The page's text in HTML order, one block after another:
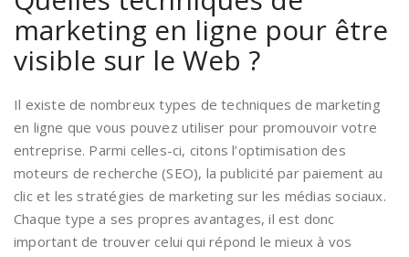
marketing en ligne pour être
visible sur le Web ?
Il existe de nombreux types de techniques de marketing
en ligne que vous pouvez utiliser pour promouvoir votre
entreprise. Parmi celles-ci, citons l’optimisation des
moteurs de recherche (SEO), la publicité par paiement au
clic et les stratégies de marketing sur les médias sociaux.
Chaque type a ses propres avantages, il est donc
important de trouver celui qui répond le mieux à vos